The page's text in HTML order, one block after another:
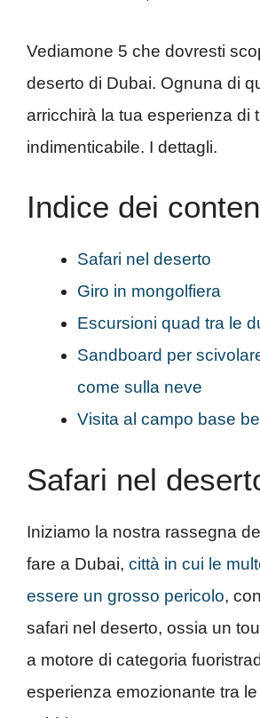
Vediamone 5 che dovresti
deserto di Dubai. Ognuna di
arricchirà la tua esperienza di
indimenticabile. I dettagli.
Indice dei
Safari nel deserto
Giro in mongolfiera
Escursioni quad tra le
Sandboard per
come sulla neve
Visita al campo base
Safari nel
Iniziamo la nostra rassegna
fare a Dubai, città in cui le
essere un grosso pericolo,
safari nel deserto, ossia un
a motore di categoria
esperienza emozionante tra